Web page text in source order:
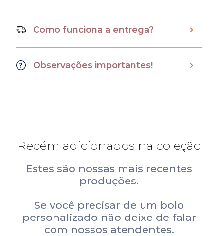
Como funciona a entrega?
Observações importantes!
Recém adicionados na coleção
Estes são nossas mais recentes
produções.
Se você precisar de um bolo
personalizado não deixe de falar
com nossos atendentes.